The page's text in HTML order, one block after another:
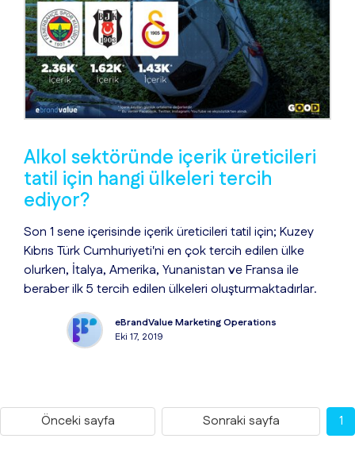
Alkol sektöründe içerik üreticileri
tatil için hangi ülkeleri tercih
ediyor?
Son 1 sene içerisinde içerik üreticileri tatil için; Kuzey
Kıbrıs Türk Cumhuriyeti'ni en çok tercih edilen ülke
olurken, İtalya, Amerika, Yunanistan ve Fransa ile
beraber ilk 5 tercih edilen ülkeleri oluşturmaktadırlar.
eBrandValue Marketing Operations
Eki 17, 2019
Önceki sayfa Sonraki sayfa 1